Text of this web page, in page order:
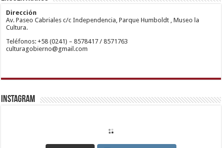
restbetcdn.com
Yakası
Escort
Kadıköy
Ataşehir
Escort
Escort
Escort
Kurtköy
Dirección
Av. Paseo Cabriales c/c Independencia, Parque Humboldt , Museo la
Cultura.
Teléfonos: +58 (0241) – 8578417 / 8571763
culturagobierno@gmail.com
Instagram